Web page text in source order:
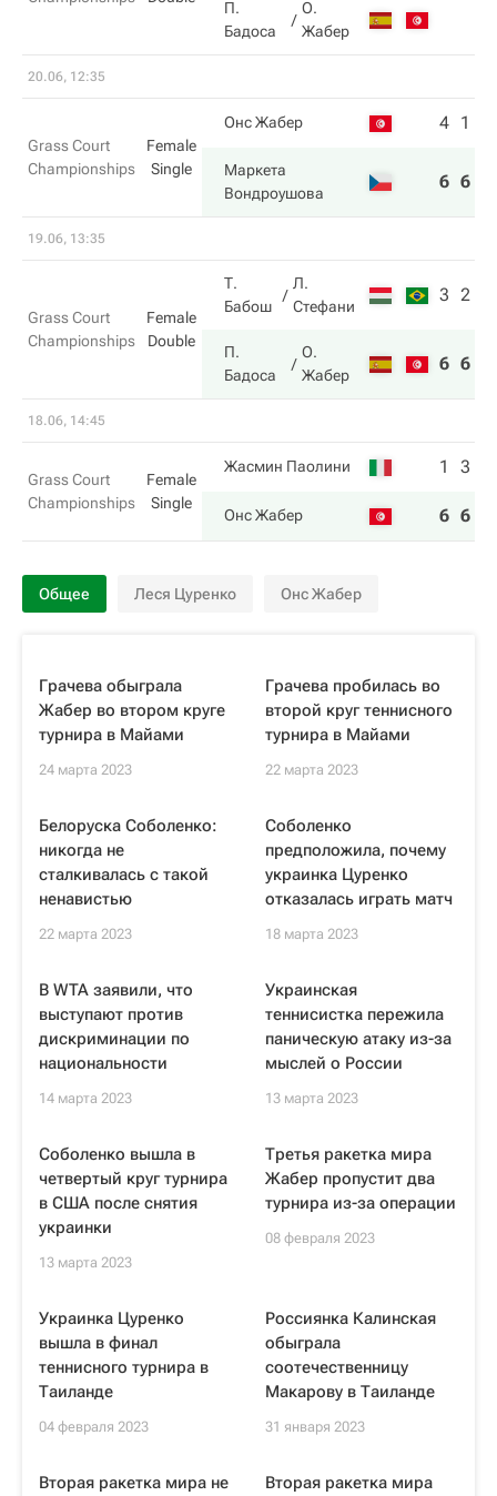
П.
Бадоса
О.
Жабер
20.06, 12:35
Grass Court
Championships
Female
Single
Онс Жабер 4 1
Маркета
Вондроушова
6 6
19.06, 13:35
Grass Court
Championships
Female
Double
Т.
Бабош
Л.
Стефани
3 2
П.
Бадоса
О.
Жабер
6 6
18.06, 14:45
Grass Court
Championships
Female
Single
Жасмин Паолини 1 3
Онс Жабер 6 6
Общее Леся Цуренко Онс Жабер
Грачева обыграла
Жабер во втором круге
турнира в Майами
24 марта 2023
Грачева пробилась во
второй круг теннисного
турнира в Майами
22 марта 2023
Белоруска Соболенко:
никогда не
сталкивалась с такой
ненавистью
22 марта 2023
Соболенко
предположила, почему
украинка Цуренко
отказалась играть матч
18 марта 2023
В WTA заявили, что
выступают против
дискриминации по
национальности
14 марта 2023
Украинская
теннисистка пережила
паническую атаку из-за
мыслей о России
13 марта 2023
Соболенко вышла в
четвертый круг турнира
в США после снятия
украинки
13 марта 2023
Третья ракетка мира
Жабер пропустит два
турнира из-за операции
08 февраля 2023
Украинка Цуренко
вышла в финал
теннисного турнира в
Таиланде
04 февраля 2023
Россиянка Калинская
обыграла
соотечественницу
Макарову в Таиланде
31 января 2023
Вторая ракетка мира не
Вторая ракетка мира